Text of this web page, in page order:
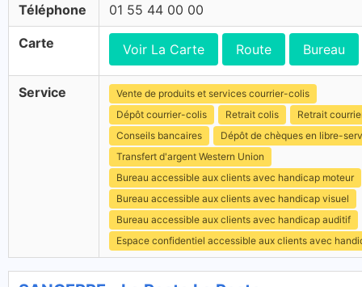
Téléphone 01 55 44 00 00
Carte Voir La Carte Route Bureau
Service
Vente de produits et services courrier-colis
Dépôt courrier-colis
Retrait colis
Retrait
Conseils bancaires
Dépôt de chèques en libre-
Transfert d'argent Western Union
Bureau accessible aux clients avec handicap moteur
Bureau accessible aux clients avec handicap visuel
Bureau accessible aux clients avec handicap auditif
Espace confidentiel accessible aux clients avec